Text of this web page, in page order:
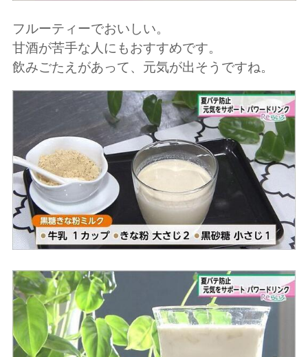
フルーティーでおいしい。
甘酒が苦手な人にもおすすめです。
飲みごたえがあって、元気が出そうですね。